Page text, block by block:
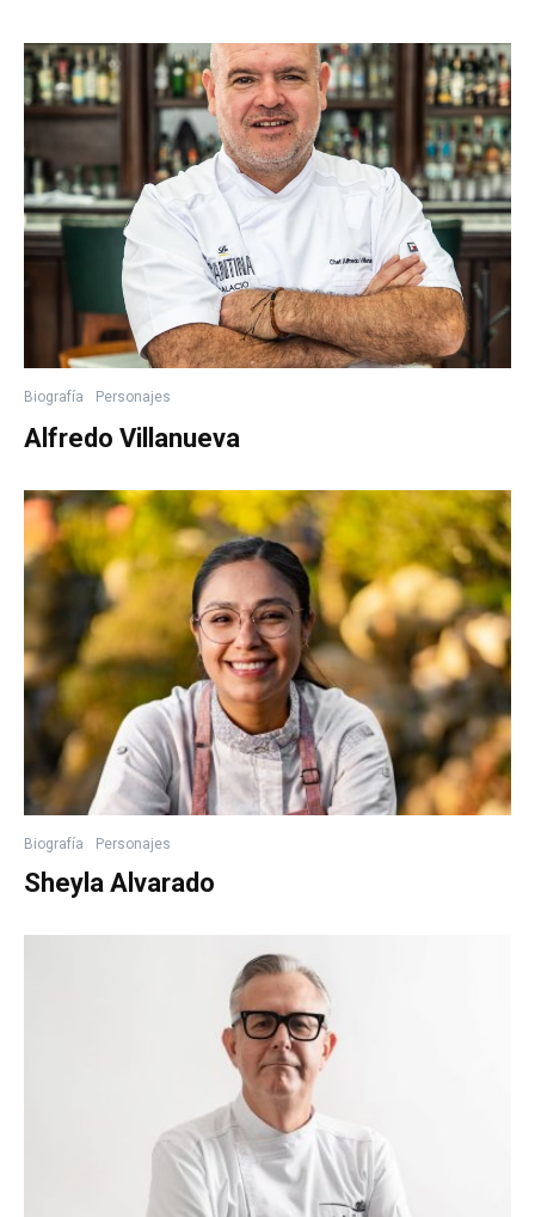
Biografía Personajes
Alfredo Villanueva
Biografía Personajes
Sheyla Alvarado